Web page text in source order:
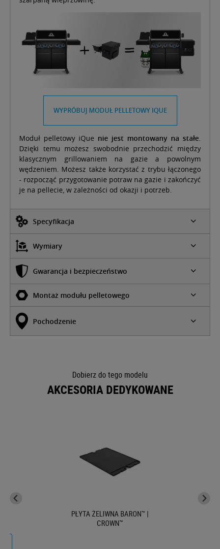
WYPRÓBUJ MODUŁ PELLETOWY IQUE
Moduł pelletowy iQue nie jest montowany na stałe
Dzięki temu możesz swobodnie przechodzić między
klasycznym grillowaniem na gazie a powolnym
wędzeniem. Możesz także korzystać z trybu łączonego
- rozpocząć przygotowanie potraw na gazie i zakończyć
je na pellecie, w zależności od okazji i potrzeb.
Specyfikacja
Wymiary
Gwarancja i bezpieczeństwo
Montaż modułu pelletowego
Pochodzenie
Dobierz do tego modelu
AKCESORIA DEDYKOWANE
PŁYTA ŻELIWNA BARON™ |
CROWN™